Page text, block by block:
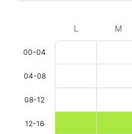
L M
00-04
04-08
08-12
12-16